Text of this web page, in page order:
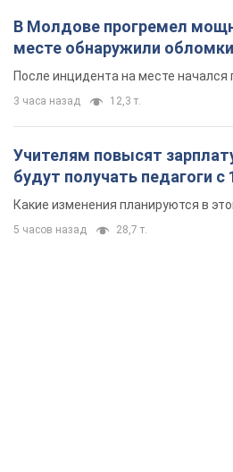
В Молдове прогремел
месте обнаружили
После инцидента на месте
3 часа назад 12,3 т.
Учителям повысят
будут получать педагоги с
Какие изменения планируются в
5 часов назад 28,7 т.